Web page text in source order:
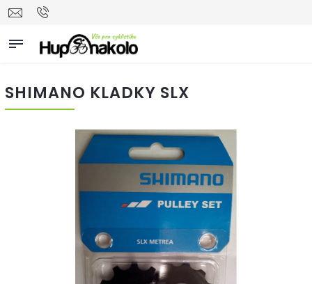
SHIMANO KLADKY SLX